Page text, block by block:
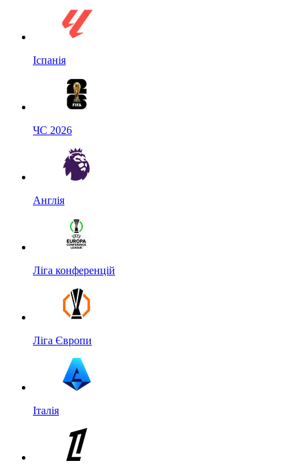
Іспанія
ЧС 2026
Англія
Ліга конференцій
Ліга Європи
Італія